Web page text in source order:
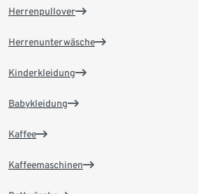
Herrenpullover
Herrenunterwäsche
Kinderkleidung
Babykleidung
Kaffee
Kaffeemaschinen